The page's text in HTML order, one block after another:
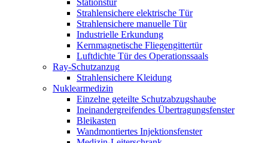
Stationstür
Strahlensichere elektrische Tür
Strahlensichere manuelle Tür
Industrielle Erkundung
Kernmagnetische Fliegengittertür
Luftdichte Tür des Operationssaals
Ray-Schutzanzug
Strahlensichere Kleidung
Nuklearmedizin
Einzelne geteilte Schutzabzugshaube
Ineinandergreifendes Übertragungsfenster
Bleikasten
Wandmontiertes Injektionsfenster